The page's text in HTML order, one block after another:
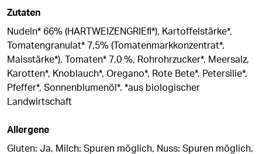
Zutaten
Nudeln* 66% (HARTWEIZENGRIEﬂ*), Kartoffelstärke*,
Tomatengranulat* 7,5% (Tomatenmarkkonzentrat*,
Maisstärke*), Tomaten* 7,0 %, Rohrohrzucker*, Meersalz,
Karotten*, Knoblauch*, Oregano*, Rote Bete*, Petersilie*,
Pfeffer*, Sonnenblumenöl*. *aus biologischer
Landwirtschaft
Allergene
Gluten: Ja, Milch: Spuren möglich, Nuss: Spuren möglich,